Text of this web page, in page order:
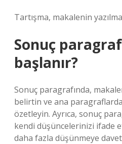
Tartışma, makalenin
Sonuç
başlanır?
Sonuç paragrafında,
belirtin ve ana paragraflarda
özetleyin. Ayrıca, sonuç
kendi düşüncelerinizi ifade
daha fazla düşünmeye